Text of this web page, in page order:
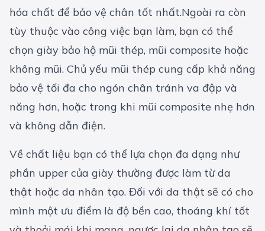
hóa chất để bảo vệ chân tốt nhất.Ngoài ra còn
tùy thuộc vào công việc bạn làm, bạn có thể
chọn giày bảo hộ mũi thép, mũi composite hoặc
không mũi. Chủ yếu mũi thép cung cấp khả năng
bảo vệ tối đa cho ngón chân tránh va đập và
năng hơn, hoặc trong khi mũi composite nhẹ hơn
và không dẫn điện.
Về chất liệu bạn có thể lựa chọn đa dạng như
phần upper của giày thường được làm từ da
thật hoặc da nhân tạo. Đối với da thật sẽ có cho
mình một ưu điểm là độ bền cao, thoáng khí tốt